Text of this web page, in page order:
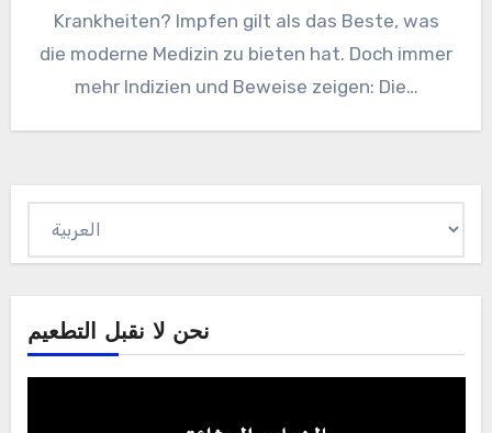
Krankheiten? Impfen gilt als das Beste, was
die moderne Medizin zu bieten hat. Doch immer
mehr Indizien und Beweise zeigen: Die…
auswählen
نحن لا نقبل التطعيم